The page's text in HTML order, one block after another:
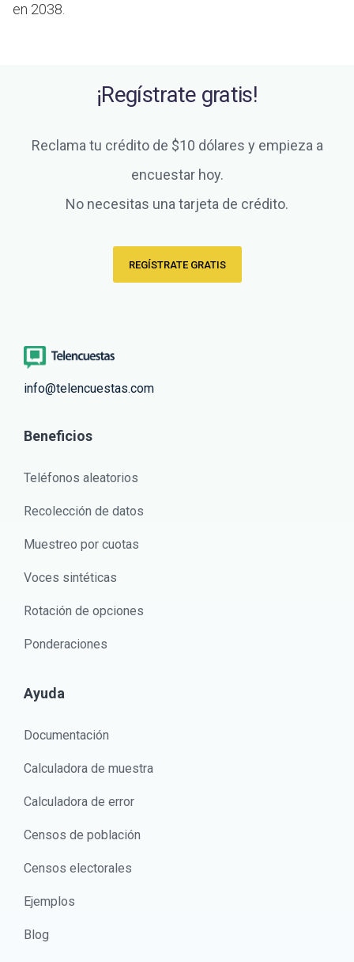
en 2038.
¡Regístrate gratis!
Reclama tu crédito de $10 dólares y empieza a
encuestar hoy.
No necesitas una tarjeta de crédito.
REGÍSTRATE GRATIS
info@telencuestas.com
Beneficios
Teléfonos aleatorios
Recolección de datos
Muestreo por cuotas
Voces sintéticas
Rotación de opciones
Ponderaciones
Ayuda
Documentación
Calculadora de muestra
Calculadora de error
Censos de población
Censos electorales
Ejemplos
Blog